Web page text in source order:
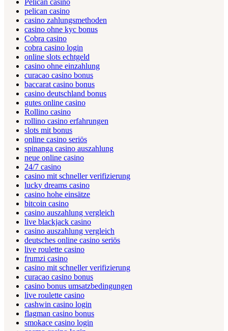
Pelican casino
pelican casino
casino zahlungsmethoden
casino ohne kyc bonus
Cobra casino
cobra casino login
online slots echtgeld
casino ohne einzahlung
curacao casino bonus
baccarat casino bonus
casino deutschland bonus
gutes online casino
Rollino casino
rollino casino erfahrungen
slots mit bonus
online casino seriös
spinanga casino auszahlung
neue online casino
24/7 casino
casino mit schneller verifizierung
lucky dreams casino
casino hohe einsätze
bitcoin casino
casino auszahlung vergleich
live blackjack casino
casino auszahlung vergleich
deutsches online casino seriös
live roulette casino
frumzi casino
casino mit schneller verifizierung
curacao casino bonus
casino bonus umsatzbedingungen
live roulette casino
cashwin casino login
flagman casino bonus
smokace casino login